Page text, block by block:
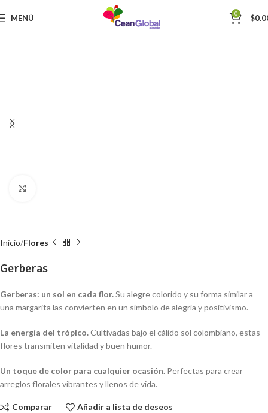
MENÚ 0 $
Inicio Flores
Gerberas
Gerberas: un sol en cada flor.Su alegre colorido y su forma similar a
una margarita las convierten en un símbolo de alegría y positivismo.
La energía del trópico.Cultivadas bajo el cálido sol colombiano, estas
flores transmiten vitalidad y buen humor.
Un toque de color para cualquier ocasión. Perfectas para crear
arreglos florales vibrantes y llenos de vida.
Comparar Añadir a lista de deseos